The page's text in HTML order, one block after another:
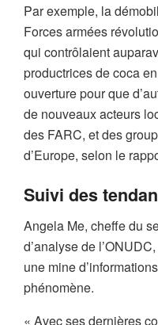
Par exemple, la
Forces armées
qui contrôlaient
productrices de coca
ouverture pour que
de nouveaux acteurs
des FARC, et des
d’Europe, selon le
Suivi des
Angela Me, cheffe du
d’analyse de
une mine
phénomène.
« Avec ses dernières